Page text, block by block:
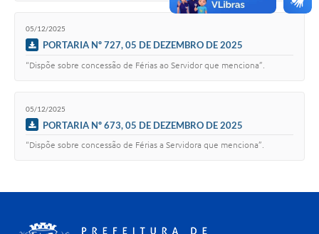
05/12/2025
PORTARIA Nº 727, 05 DE DEZEMBRO DE 2025
“Dispõe sobre concessão de Férias ao Servidor que menciona”.
05/12/2025
PORTARIA Nº 673, 05 DE DEZEMBRO DE 2025
“Dispõe sobre concessão de Férias a Servidora que menciona”.